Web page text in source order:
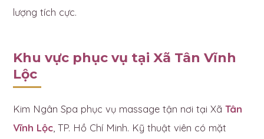
lượng tích cực.
Khu vực phục vụ tại Xã Tân Vĩnh
Lộc
Kim Ngân Spa phục vụ massage tận nơi tại Xã Tân
Vĩnh Lộc , TP. Hồ Chí Minh. Kỹ thuật viên có mặt